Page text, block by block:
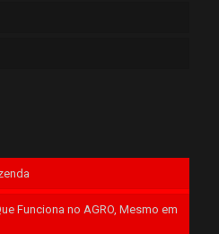
Funciona no AGRO, Mesmo em